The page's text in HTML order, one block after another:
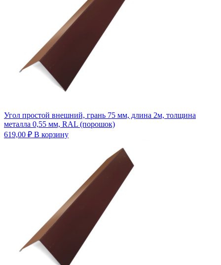
Угол простой внешний, грань 75 мм, длина 2м, толщина
металла 0,55 мм, RAL (порошок)
619,00 ₽ В корзину